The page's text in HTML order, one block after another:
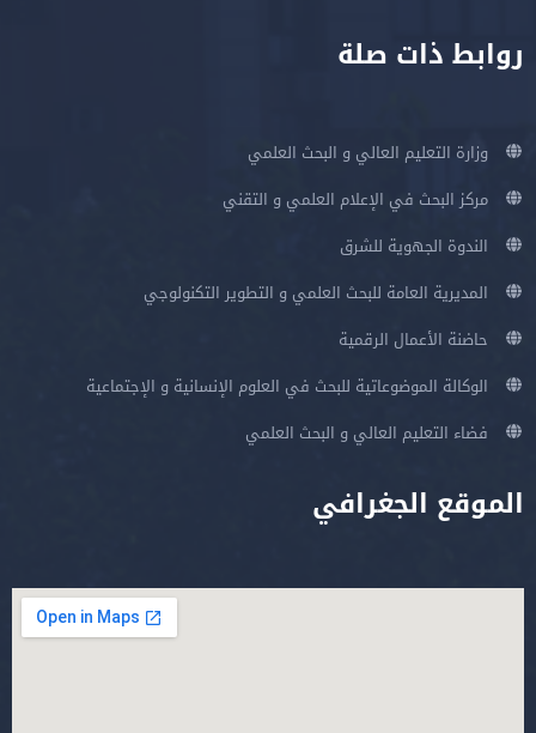
روابط ذات صلة
وزارة التعليم العالي و البحث العلمي
مركز البحث في الإعلام العلمي و التقني
الندوة الجهوية للشرق
المديرية العامة للبحث العلمي و التطوير التكنولوجي
حاضنة الأعمال الرقمية
الوكالة الموضوعاتية للبحث في العلوم الإنسانية و الإجتماعية
فضاء التعليم العالي و البحث العلمي
الموقع الجغرافي